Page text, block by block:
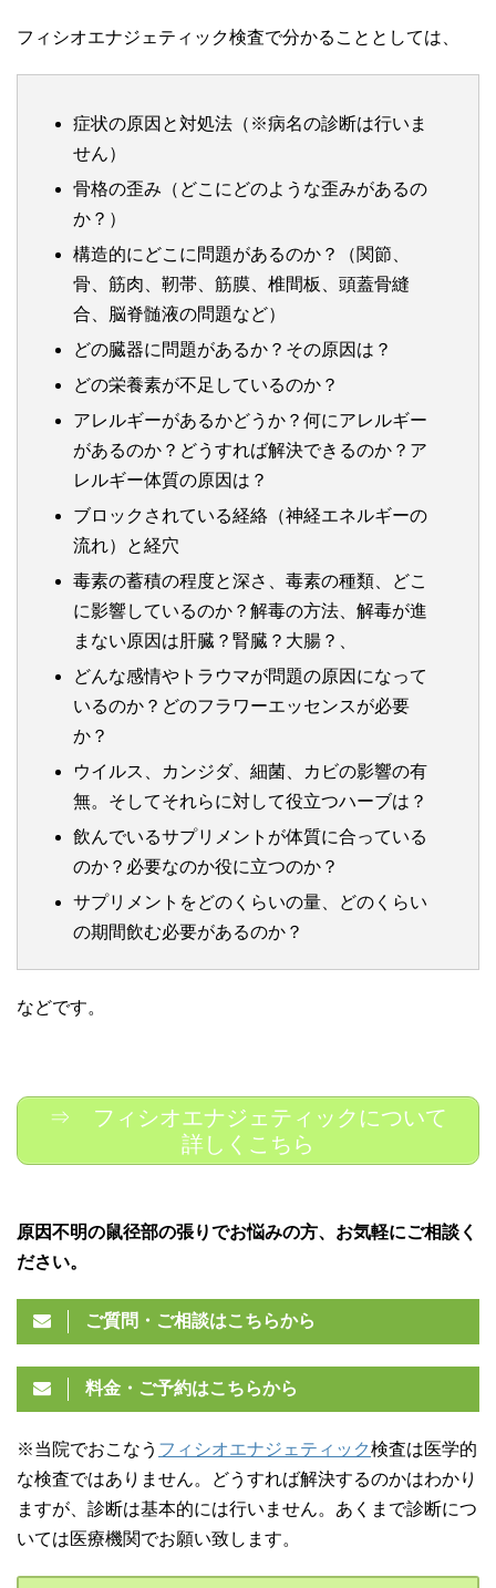
フィシオエナジェティック検査で分かることとしては、
症状の原因と対処法（※病名の診断は行いま
せん）
骨格の歪み（どこにどのような歪みがあるの
か？）
構造的にどこに問題があるのか？（関節、
骨、筋肉、靭帯、筋膜、椎間板、頭蓋骨縫
合、脳脊髄液の問題など）
どの臓器に問題があるか？その原因は？
どの栄養素が不足しているのか？
アレルギーがあるかどうか？何にアレルギー
があるのか？どうすれば解決できるのか？ア
レルギー体質の原因は？
ブロックされている経絡（神経エネルギーの
流れ）と経穴
毒素の蓄積の程度と深さ、毒素の種類、どこ
に影響しているのか？解毒の方法、解毒が進
まない原因は肝臓？腎臓？大腸？、
どんな感情やトラウマが問題の原因になって
いるのか？どのフラワーエッセンスが必要
か？
ウイルス、カンジダ、細菌、カビの影響の有
無。そしてそれらに対して役立つハーブは？
飲んでいるサプリメントが体質に合っている
のか？必要なのか役に立つのか？
サプリメントをどのくらいの量、どのくらい
の期間飲む必要があるのか？
などです。
⇒ フィシオエナジェティックについて
詳しくこちら
原因不明の鼠径部の張りでお悩みの方、お気軽にご相談く
ださい。
ご質問・ご相談はこちらから
料金・ご予約はこちらから
※当院でおこなう フィシオエナジェティック検査は医学的
な検査ではありません。どうすれば解決するのかはわかり
ますが、診断は基本的には行いません。あくまで診断につ
いては医療機関でお願い致します。